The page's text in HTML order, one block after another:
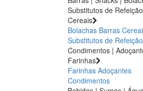
Substitutos de
Cereais
Bolachas Barras
Substitutos de Refeição
Condimentos |
Farinhas
Farinhas Adoçantes
Condimentos